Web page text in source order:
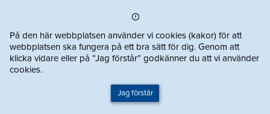
På den här webbplatsen använder vi cookies (kakor) för att
webbplatsen ska fungera på ett bra sätt för dig. Genom att
klicka vidare eller på ”Jag förstår” godkänner du att vi använder
cookies.
Jag förstår